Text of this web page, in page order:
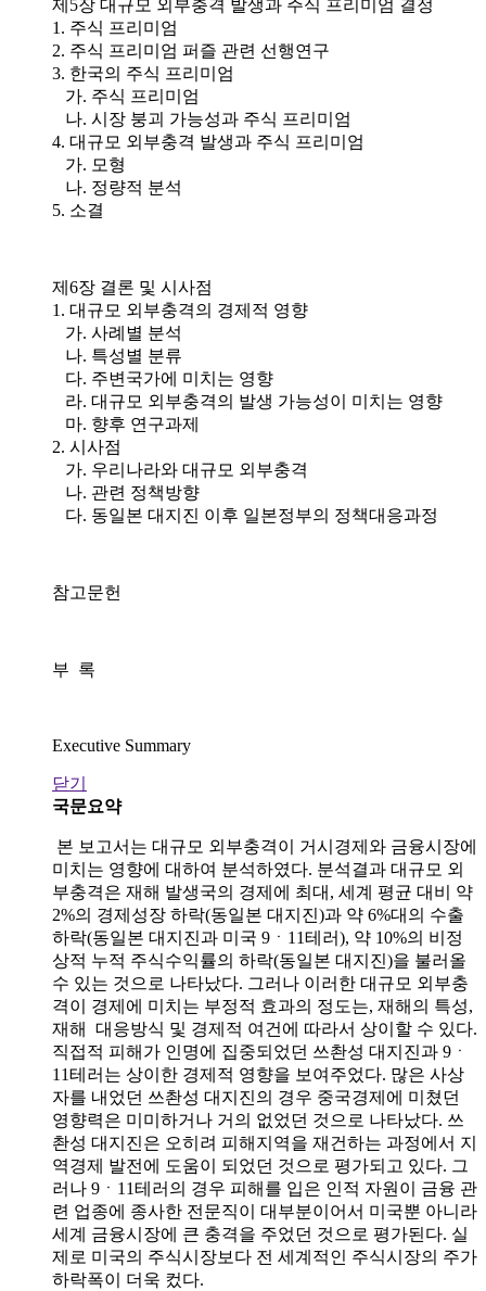
제5장 대규모 외부충격 발생과 주식 프리미엄 결정
1. 주식 프리미엄
2. 주식 프리미엄 퍼즐 관련 선행연구
3. 한국의 주식 프리미엄
가. 주식 프리미엄
나. 시장 붕괴 가능성과 주식 프리미엄
4. 대규모 외부충격 발생과 주식 프리미엄
가. 모형
나. 정량적 분석
5. 소결
제6장 결론 및 시사점
1. 대규모 외부충격의 경제적 영향
가. 사례별 분석
나. 특성별 분류
다. 주변국가에 미치는 영향
라. 대규모 외부충격의 발생 가능성이 미치는 영향
마. 향후 연구과제
2. 시사점
가. 우리나라와 대규모 외부충격
나. 관련 정책방향
다. 동일본 대지진 이후 일본정부의 정책대응과정
참고문헌
부 록
Executive Summary
닫기
국문요약
본 보고서는 대규모 외부충격이 거시경제와 금융시장에
미치는 영향에 대하여 분석하였다. 분석결과 대규모 외
부충격은 재해 발생국의 경제에 최대, 세계 평균 대비 약
2%의 경제성장 하락(동일본 대지진)과 약 6%대의 수출
하락(동일본 대지진과 미국 9ㆍ11테러), 약 10%의 비정
상적 누적 주식수익률의 하락(동일본 대지진)을 불러올
수 있는 것으로 나타났다. 그러나 이러한 대규모 외부충
격이 경제에 미치는 부정적 효과의 정도는, 재해의 특성,
재해 대응방식 및 경제적 여건에 따라서 상이할 수 있다.
직접적 피해가 인명에 집중되었던 쓰촨성 대지진과 9ㆍ
11테러는 상이한 경제적 영향을 보여주었다. 많은 사상
자를 내었던 쓰촨성 대지진의 경우 중국경제에 미쳤던
영향력은 미미하거나 거의 없었던 것으로 나타났다. 쓰
촨성 대지진은 오히려 피해지역을 재건하는 과정에서 지
역경제 발전에 도움이 되었던 것으로 평가되고 있다. 그
러나 9ㆍ11테러의 경우 피해를 입은 인적 자원이 금융 관
련 업종에 종사한 전문직이 대부분이어서 미국뿐 아니라
세계 금융시장에 큰 충격을 주었던 것으로 평가된다. 실
제로 미국의 주식시장보다 전 세계적인 주식시장의 주가
하락폭이 더욱 컸다.